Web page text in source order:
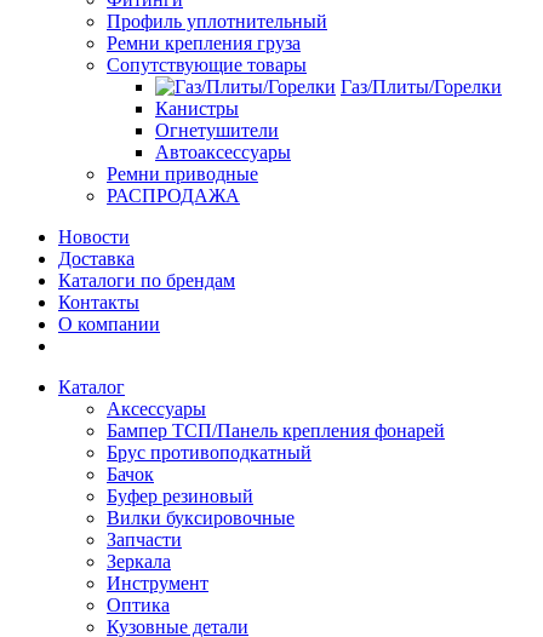
Профиль уплотнительный
Ремни крепления груза
Сопутствующие товары
Газ/Плиты/Горелки
Канистры
Огнетушители
Автоаксессуары
Ремни приводные
РАСПРОДАЖА
Новости
Доставка
Каталоги по брендам
Контакты
О компании
Каталог
Аксессуары
Бампер ТСП/Панель крепления фонарей
Брус противоподкатный
Бачок
Буфер резиновый
Вилки буксировочные
Запчасти
Зеркала
Инструмент
Оптика
Кузовные детали